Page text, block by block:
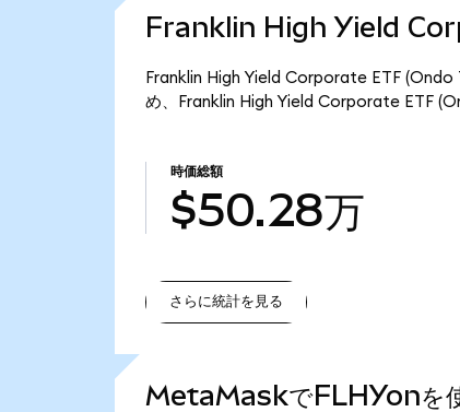
Franklin High Yield
Franklin High Yield Corporate ETF (Ondo
め、Franklin High Yield Corporate ETF
時価総額
$50.28万
さらに統計を見る
MetaMaskでFLHYonを